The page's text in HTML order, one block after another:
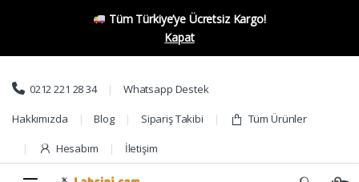
Tüm Türkiye’ye Ücretsiz Kargo!
Kapat
Skip to navigation
Skip to content
0212 221 28 34 Whatsapp Destek
Hakkımızda Blog Sipariş Takibi Tüm Ürünler
Hesabım İletişim